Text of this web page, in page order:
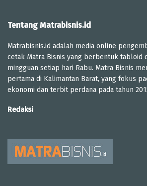
Tentang Matrabisnis.id
Matrabisnis.id adalah media online
cetak Matra Bisnis yang berbentuk tabloid
mingguan setiap hari Rabu. Matra Bisnis
pertama di Kalimantan Barat, yang fokus
ekonomi dan terbit perdana pada tahun
Redaksi